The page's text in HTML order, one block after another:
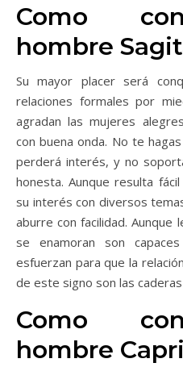
Como
hombre
Su mayor placer será
relaciones formales por
agradan las mujeres
con buena onda. No te
perderá interés, y no
honesta. Aunque resulta
su interés con diversos
aburre con facilidad. Aunque
se enamoran son
esfuerzan para que la
de este signo son las
Como
hombre